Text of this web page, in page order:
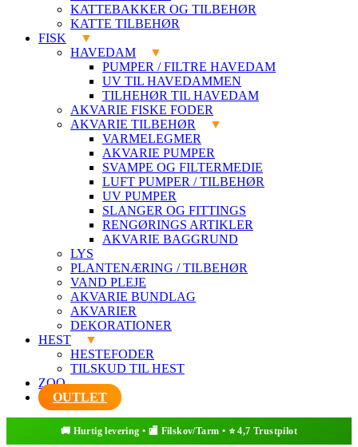
KATTEBAKKER OG TILBEHØR
KATTE TILBEHØR
FISK
HAVEDAM
PUMPER / FILTRE HAVEDAM
UV TIL HAVEDAMMEN
TILHEHØR TIL HAVEDAM
AKVARIE FISKE FODER
AKVARIE TILBEHØR
VARMELEGMER
AKVARIE PUMPER
SVAMPE OG FILTERMEDIE
LUFT PUMPER / TILBEHØR
UV PUMPER
SLANGER OG FITTINGS
RENGØRINGS ARTIKLER
AKVARIE BAGGRUND
LYS
PLANTENÆRING / TILBEHØR
VAND PLEJE
AKVARIE BUNDLAG
AKVARIER
DEKORATIONER
HEST
HESTEFODER
TILSKUD TIL HEST
ZOO
OUTLET